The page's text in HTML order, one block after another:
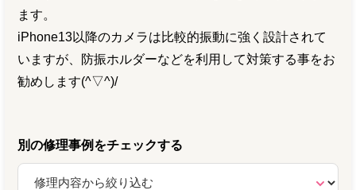
ます。
iPhone13以降のカメラは比較的振動に強く設計されて
いますが、防振ホルダーなどを利用して対策する事をお
勧めします(^▽^)/
別の修理事例をチェックする